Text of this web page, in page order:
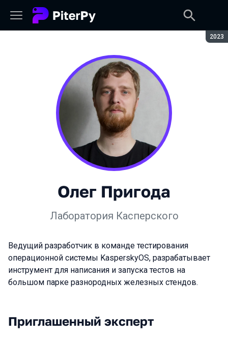
2023
Олег Пригода
Лаборатория Касперского
Ведущий разработчик в команде тестирования
операционной системы KasperskyOS, разрабатывает
инструмент для написания и запуска тестов на
большом парке разнородных железных стендов.
Выступления в сезоне 2023
Приглашенный эксперт